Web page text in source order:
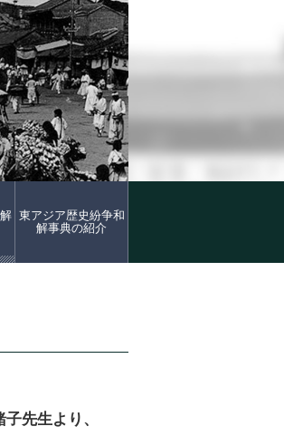
東アジア歴史紛争和
解事典の紹介
先生より、